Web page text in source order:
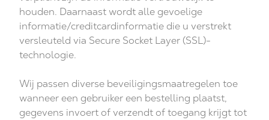
houden. Daarnaast wordt alle gevoelige
informatie/creditcardinformatie die u verstrekt
versleuteld via Secure Socket Layer (SSL)-
technologie.
Wij passen diverse beveiligingsmaatregelen toe
wanneer een gebruiker een bestelling plaatst,
gegevens invoert of verzendt of toegang krijgt tot